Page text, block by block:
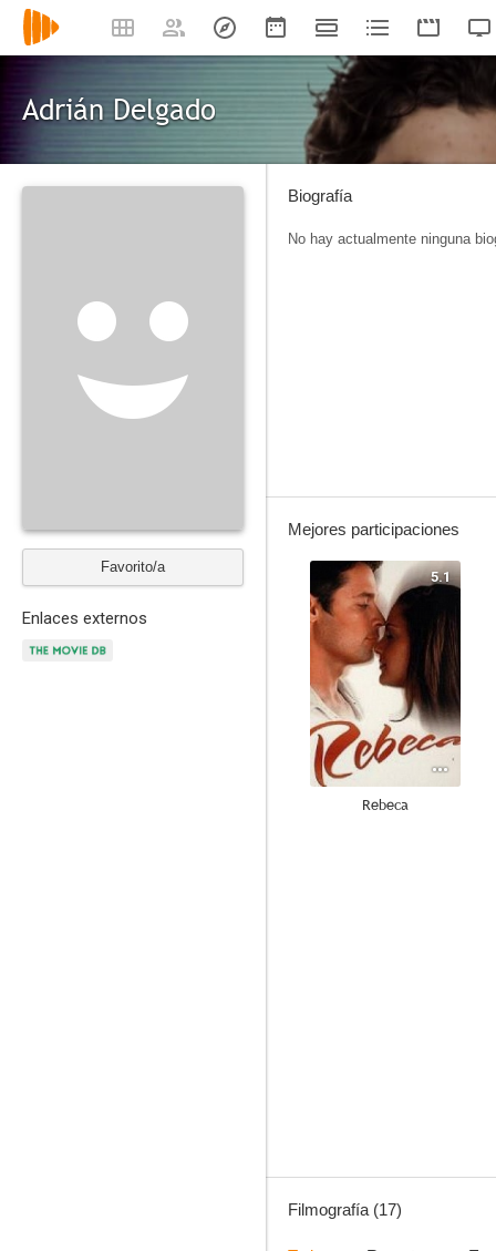
Adrián Delgado
Favorito/a
Enlaces externos
Biografía
No hay actualmente ninguna
Mejores participaciones
5.1
Rebeca
Filmografía (17)